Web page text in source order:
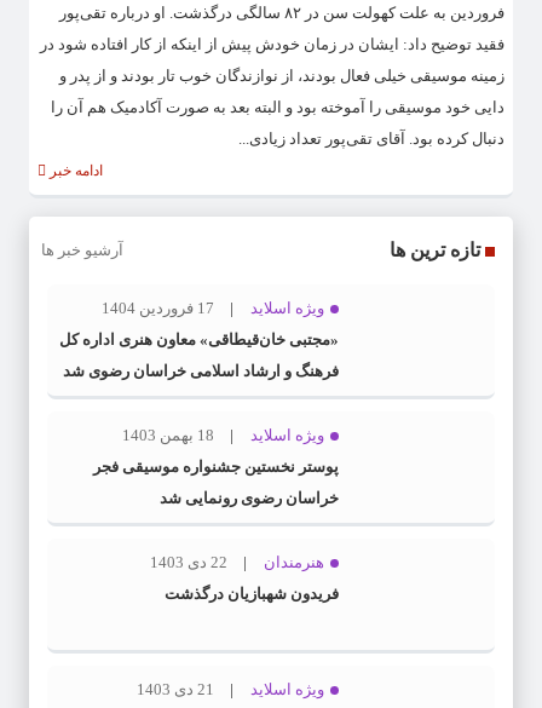
فروردین به علت کهولت سن در ۸۲ سالگی درگذشت. او درباره تقی‌پور
فقید توضیح داد: ایشان در زمان خودش پیش از اینکه از کار افتاده شود در
زمینه موسیقی خیلی فعال بودند، از نوازندگان خوب تار بودند و از پدر و
دایی خود موسیقی را آموخته بود و البته بعد به صورت آکادمیک هم آن را
دنبال کرده بود. آقای تقی‌پور تعداد زیادی...
ادامه خبر
تازه ترین ها آرشیو خبر ها
ویژه اسلاید
17 فروردین 1404
«مجتبی خان‌قیطاقی» معاون هنری اداره کل
فرهنگ و ارشاد اسلامی خراسان رضوی شد
ویژه اسلاید
18 بهمن 1403
پوستر نخستین جشنواره موسیقی فجر
خراسان رضوی رونمایی شد
هنرمندان
22 دی 1403
فریدون شهبازیان درگذشت
ویژه اسلاید
21 دی 1403